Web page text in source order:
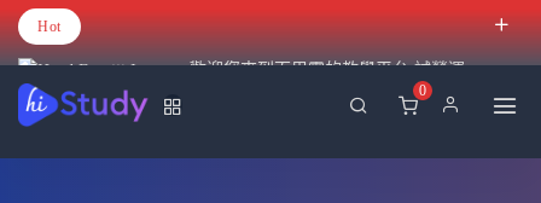
Hot
歡迎您來到百里霧的教學平台 試營運
0